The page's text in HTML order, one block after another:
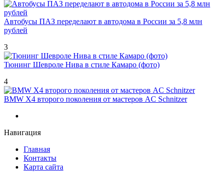
Автобусы ПАЗ переделают в автодома в России за 5,8 млн
рублей
3
Тюнинг Шевроле Нива в стиле Камаро (фото)
4
BMW X4 второго поколения от мастеров AC Schnitzer
Навигация
Главная
Контакты
Карта сайта